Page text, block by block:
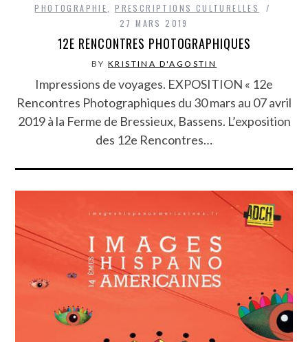
PHOTOGRAPHIE
,PRESCRIPTIONS CULTURELLES
27 MARS 2019
12E RENCONTRES PHOTOGRAPHIQUES
BY KRISTINA D'AGOSTIN
Impressions de voyages. EXPOSITION « 12e
Rencontres Photographiques du 30 mars au 07 avril
2019 à la Ferme de Bressieux, Bassens. L’exposition
des 12e Rencontres…